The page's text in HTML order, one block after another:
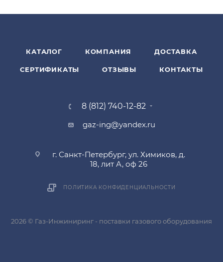
КАТАЛОГ КОМПАНИЯ ДОСТАВКА
СЕРТИФИКАТЫ ОТЗЫВЫ КОНТАКТЫ
8 (812) 740-12-82
gaz-ing@yandex.ru
г. Санкт-Петербург, ул. Химиков, д.
18, лит А, оф 26
ПОЛИТИКА КОНФИДЕНЦИАЛЬНОСТИ
2026 © Газ-Инжиниринг - поставки газового оборудования